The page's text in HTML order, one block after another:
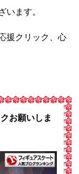
います。
援クリック、心
お願いしま